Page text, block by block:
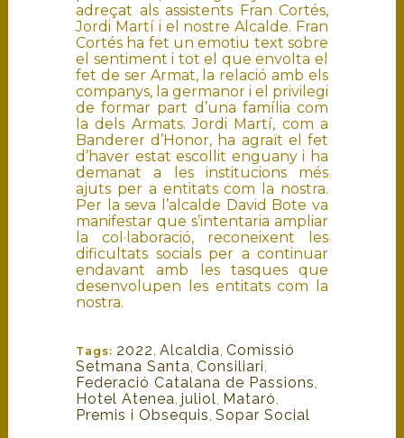
adreçat als assistents Fran Cortés,
Jordi Martí i el nostre Alcalde. Fran
Cortés ha fet un emotiu text sobre
el sentiment i tot el que envolta el
fet de ser Armat, la relació amb els
companys, la germanor i el privilegi
de formar part d’una família com
la dels Armats. Jordi Martí, com a
Banderer d’Honor, ha agraït el fet
d’haver estat escollit enguany i ha
demanat a les institucions més
ajuts per a entitats com la nostra.
Per la seva l’alcalde David Bote va
manifestar que s’intentaria ampliar
la col·laboració, reconeixent les
dificultats socials per a continuar
endavant amb les tasques que
desenvolupen les entitats com la
nostra.
Tags: 2022 Alcaldia Comissió
Setmana Santa Consiliari
Federació Catalana de Passions
Hotel Atenea juliol Mataró
Premis i Obsequis Sopar Social